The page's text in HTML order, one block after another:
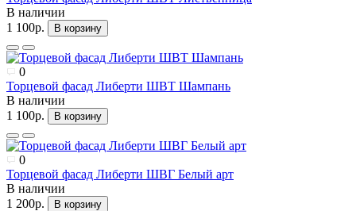
В наличии
1 100р.
В корзину
0
Торцевой фасад Либерти ШВТ Шампань
В наличии
1 100р.
В корзину
0
Торцевой фасад Либерти ШВГ Белый арт
В наличии
1 200р.
В корзину